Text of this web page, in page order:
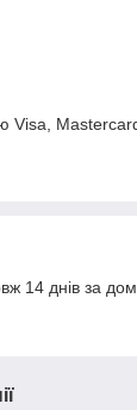
Visa,
14 днів за